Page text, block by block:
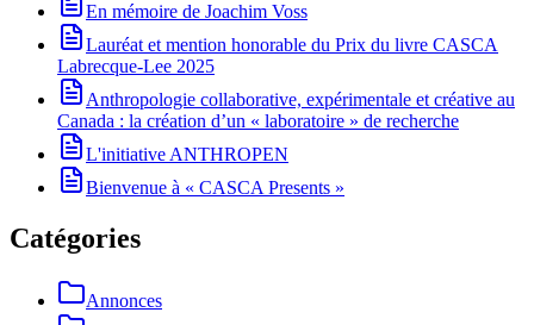
En mémoire de Joachim Voss
Lauréat et mention honorable du Prix du livre CASCA
Labrecque-Lee 2025
Anthropologie collaborative, expérimentale et créative au
Canada : la création d’un « laboratoire » de recherche
L'initiative ANTHROPEN
Bienvenue à « CASCA Presents »
Catégories
Annonces